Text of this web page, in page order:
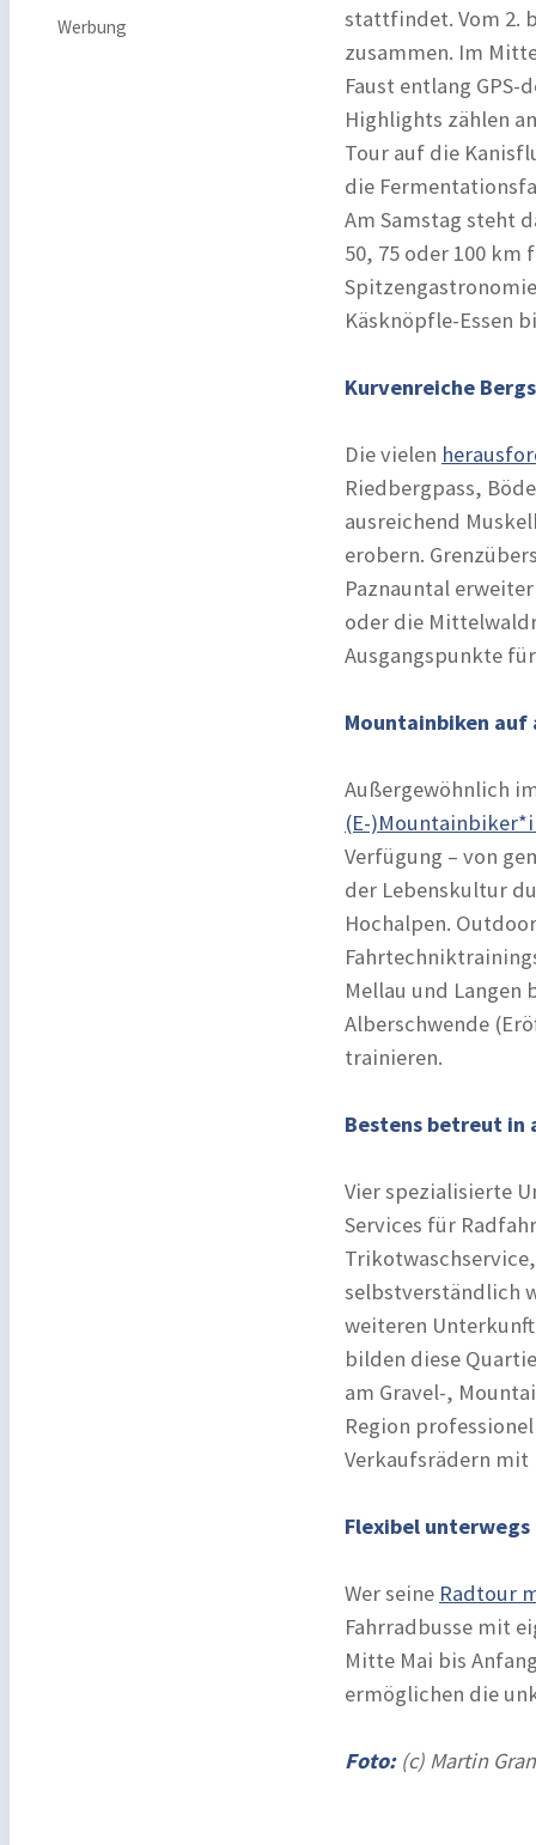
Werbung
stattfindet. Vom 2.
zusammen. Im
Faust entlang
Highlights zählen
Tour auf die
die
Am Samstag steht
50, 75 oder 100 km
Käsknöpfle-Essen
Kurvenreiche
Die vielen
Riedbergpass,
ausreichend
erobern.
Paznauntal
oder die
Ausgangspunkte
Mountainbiken auf
Außergewöhnlich
(E-
Verfügung – von
der Lebenskultur
Hochalpen.
Mellau und Langen
Alberschwende
trainieren.
Bestens betreut in
Vier spezialisierte
Services für
selbstverständlich
weiteren
bilden diese
am Gravel-,
Region
Verkaufsrädern
Flexibel unterwegs
Wer seine Radtour
Fahrradbusse mit
Mitte Mai bis
ermöglichen die
Foto: (c) Martin